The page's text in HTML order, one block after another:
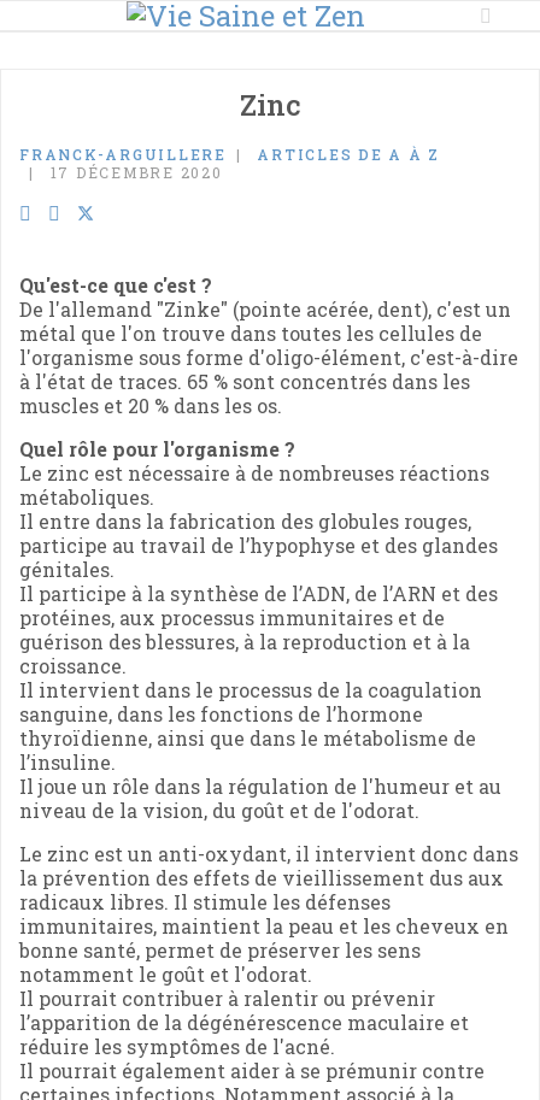
Zinc
FRANCK-ARGUILLERE
ARTICLES DE A À Z
17 DÉCEMBRE 2020
Qu'est-ce que c'est ?
De l'allemand "Zinke" (pointe acérée, dent), c'est un
métal que l'on trouve dans toutes les cellules de
l'organisme sous forme d'oligo-élément, c'est-à-dire
à l'état de traces. 65 % sont concentrés dans les
muscles et 20 % dans les os.
Quel rôle pour l'organisme ?
Le zinc est nécessaire à de nombreuses réactions
métaboliques.
Il entre dans la fabrication des globules rouges,
participe au travail de l’hypophyse et des glandes
génitales.
Il participe à la synthèse de l’ADN, de l’ARN et des
protéines, aux processus immunitaires et de
guérison des blessures, à la reproduction et à la
croissance.
Il intervient dans le processus de la coagulation
sanguine, dans les fonctions de l’hormone
thyroïdienne, ainsi que dans le métabolisme de
l’insuline.
Il joue un rôle dans la régulation de l'humeur et au
niveau de la vision, du goût et de l'odorat.
Le zinc est un anti-oxydant, il intervient donc dans
la prévention des effets de vieillissement dus aux
radicaux libres. Il stimule les défenses
immunitaires, maintient la peau et les cheveux en
bonne santé, permet de préserver les sens
notamment le goût et l'odorat.
Il pourrait contribuer à ralentir ou prévenir
l’apparition de la dégénérescence maculaire et
réduire les symptômes de l'acné.
Il pourrait également aider à se prémunir contre
certaines infections. Notamment associé à la